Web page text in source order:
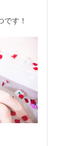
です！